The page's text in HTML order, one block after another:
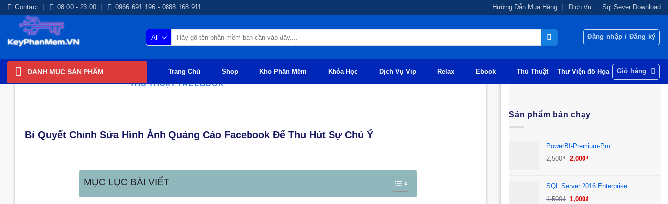
Skip
content
Contact 08:00 - 23:00 0966.691.196 - 0888.168.911 Hướng Dẫn Mua Hàng Dịch Vụ Sql Sever Download
kiếm:
Đăng nhập / Đăng ký
DANH MỤC SẢN PHẨM Trang Chủ Shop Kho Phần Mềm Khóa Học Dịch Vụ Vip Relax Ebook Thủ Thuật Thư Viện đồ Họa Giỏ hàng
THỦ THUẬT FACEBOOK
Bí Quyết Chỉnh Sửa Hình Ảnh Quảng Cáo Facebook Để Thu Hút Sự Chú Ý
MỤC LỤC BÀI VIẾT
Sản phẩm bán chạy
PowerBI-Premium-Pro
2,500₫ Giá
2,500₫.
2,000₫Giá
là:
2,000₫.
SQL Server 2016 Enterprise
1,500₫ Giá
1,000₫Giá